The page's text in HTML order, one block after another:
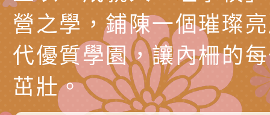
其合輯一覽表1份（
https://reurl.cc/
「115學年度體育班
明會」
函轉有關司法院辦理
制度宣導活動
財團法人人本教育文
擬舉辦『教出會思考
孩-2026森林小學巡
桃園市八德區大成國
辦「桃園市115學年
有關本局製作本市「
營之學，鋪陳一個璀璨
代優質學園，讓內柵的
茁壯。